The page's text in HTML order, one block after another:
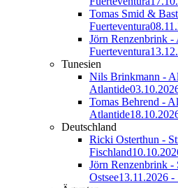
Tomas Smid &
Fuerteventura
Jörn Renzenbrink
Fuerteventura
Tunesien
Nils Brinkmann -
Atlantide
Tomas Behrend -
Atlantide
Deutschland
Ricki Osterthun -
Fischland
Jörn Renzenbrink -
Ostsee13.11.2026 -